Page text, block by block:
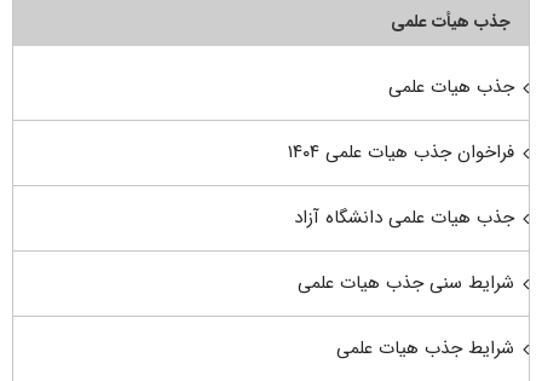
جذب هیأت علمی
جذب هیات علمی
فراخوان جذب هیات علمی ۱۴۰۴
جذب هیات علمی دانشگاه آزاد
شرایط سنی جذب هیات علمی
شرایط جذب هیات علمی